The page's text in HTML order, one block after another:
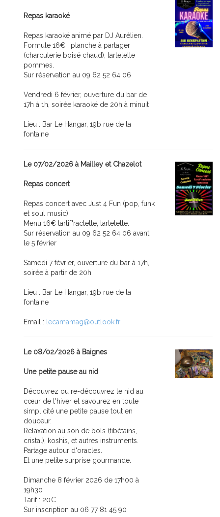
Repas karaoké
Repas karaoké animé par DJ Aurélien.
Formule 16€ : planche à partager
(charcuterie boisé chaud), tartelette
pommes.
Sur réservation au 09 62 52 64 06
Vendredi 6 février, ouverture du bar de
17h à 1h, soirée karaoké de 20h à minuit
Lieu : Bar Le Hangar, 19b rue de la
fontaine
Le 07/02/2026 à Mailley et Chazelot
Repas concert
Repas concert avec Just 4 Fun (pop, funk
et soul music).
Menu 16€ tartif'raclette, tartelette.
Sur réservation au 09 62 52 64 06 avant
le 5 février
Samedi 7 février, ouverture du bar à 17h,
soirée à partir de 20h
Lieu : Bar Le Hangar, 19b rue de la
fontaine
Email : lecamamag@outlook.fr
Le 08/02/2026 à Baignes
Une petite pause au nid
Découvrez ou re-découvrez le nid au
cœur de l'hiver et savourez en toute
simplicité une petite pause tout en
douceur.
Relaxation au son de bols (tibétains,
cristal), koshis, et autres instruments.
Partage autour d'oracles.
Et une petite surprise gourmande.
Dimanche 8 février 2026 de 17h00 à
19h30
Tarif : 20€
Sur inscription au 06 77 81 45 90